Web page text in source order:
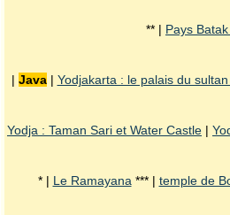
** | Pays Batak
| Java| Yodjakarta : le palais du
Yodja : Taman Sari et Water Castle |
* | Le Ramayana *** | temple de